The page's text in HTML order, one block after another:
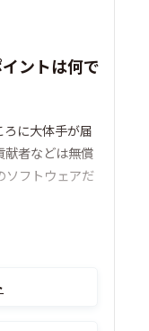
ントは何で
に大体手が届
献者などは無償
ソフトウェアだ